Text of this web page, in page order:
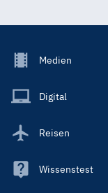
Footer
Main
Medien
Digital
Reisen
Wissenstest